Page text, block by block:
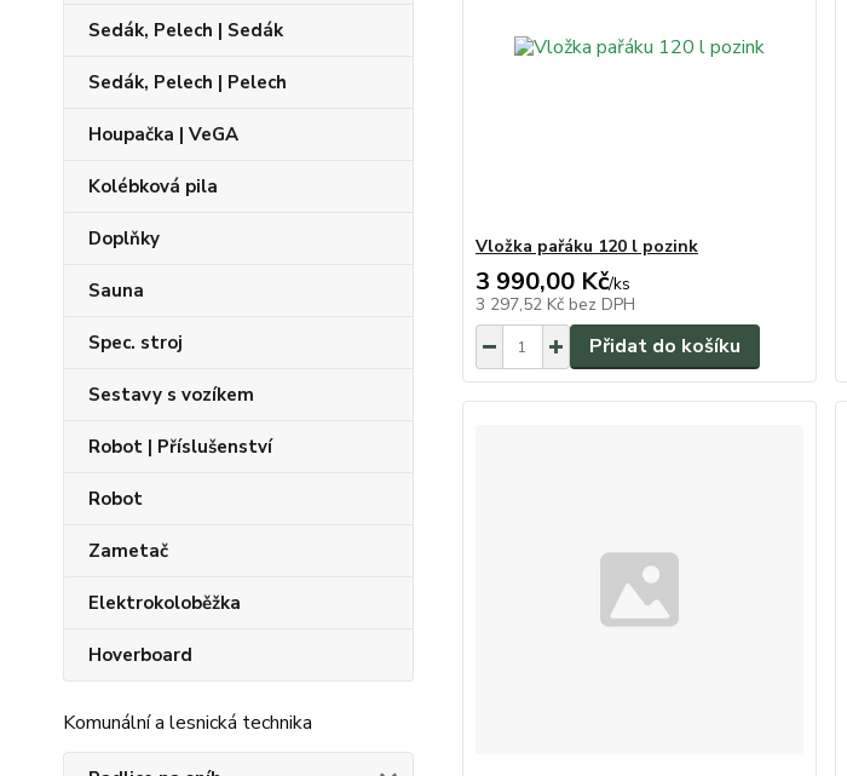
Sedák, Pelech | Sedák
Sedák, Pelech | Pelech
Houpačka | VeGA
Kolébková pila
Doplňky
Sauna
Spec. stroj
Sestavy s vozíkem
Robot | Příslušenství
Robot
Zametač
Elektrokoloběžka
Hoverboard
Komunální a lesnická technika
Vložka pařáku 120 l pozink
3 990,00 Kč/ks
3 297,52 Kč bez DPH
Přidat do košíku